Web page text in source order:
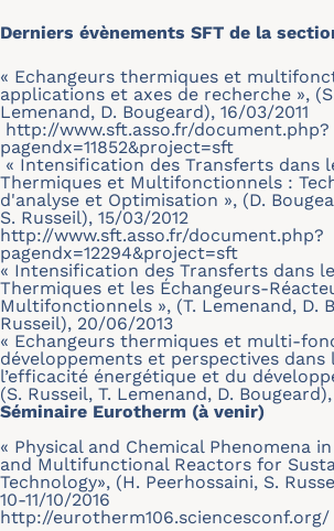
Derniers évènements SFT de la
« Echangeurs thermiques et
applications et axes de recherche »,
Lemenand, D. Bougeard), 16/03/2011
http://www.sft.asso.fr/document.php?
pagendx=11852&project=sft
« Intensification des Transferts dans
Thermiques et Multifonctionnels :
d'analyse et Optimisation », (D.
S. Russeil), 15/03/2012
http://www.sft.asso.fr/document.php?
pagendx=12294&project=sft
« Intensification des Transferts dans
Thermiques et les Échangeurs-
Multifonctionnels », (T. Lemenand, D.
Russeil), 20/06/2013
« Echangeurs thermiques et multi-
développements et perspectives dans
l’efficacité énergétique et du
(S. Russeil, T. Lemenand, D.
Séminaire Eurotherm (à venir)
« Physical and Chemical Phenomena
and Multifunctional Reactors for
Technology», (H. Peerhossaini, S.
10-11/10/2016
http://eurotherm106.sciencesconf.org/